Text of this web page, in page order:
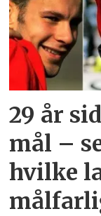
29 år
mål –
hvilke